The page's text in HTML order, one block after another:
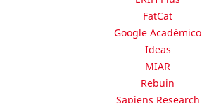
FatCat
Google Académico
Ideas
MIAR
Rebuin
Sapiens Research